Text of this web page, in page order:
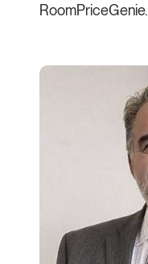
RoomPriceGenie.